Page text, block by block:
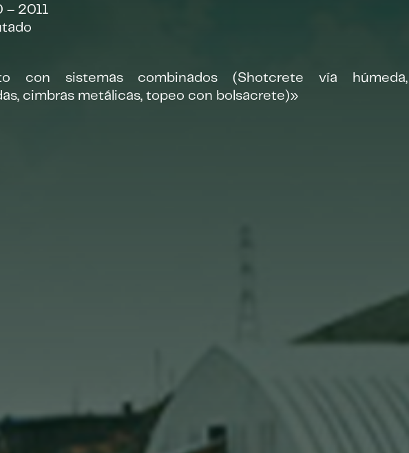
– 2011
con sistemas combinados (Shotcrete vía
cimbras metálicas, topeo con bolsacrete)»